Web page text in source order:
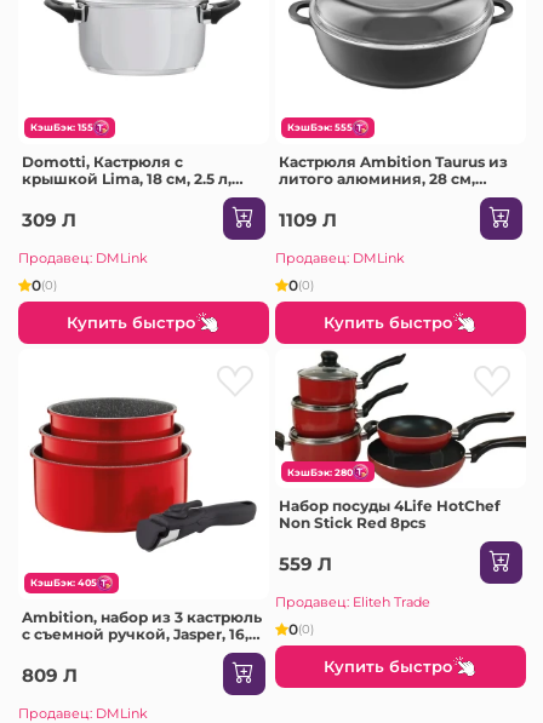
КэшБэк: 155
Domotti, Кастрюля с
крышкой Lima, 18 см, 2.5 л,
закаленное стекло
309 Л
Продавец: DMLink
0(0)
Купить быстро
КэшБэк: 555
Кастрюля Ambition Taurus из
литого алюминия, 28 см,
ароматический регулятор,
литой алюминий,
нержавеющая сталь
1109 Л
Продавец: DMLink
0(0)
Купить быстро
КэшБэк: 405
Ambition, набор из 3 кастрюль
с съемной ручкой, Jasper, 16,
809 Л
Продавец: DMLink
КэшБэк: 280
Набор посуды 4Life HotChef
Non Stick Red 8pcs
559 Л
Продавец: Eliteh Trade
0(0)
Купить быстро